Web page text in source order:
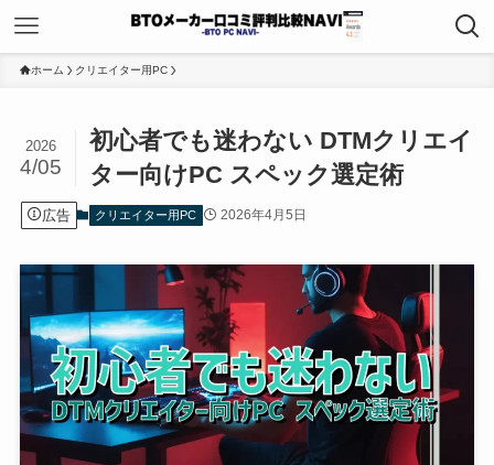
ホーム クリエイター用PC
初心者でも迷わない DTMクリエイ
ター向けPC スペック選定術
2026
4/05
広告 クリエイター用PC 2026年4月5日